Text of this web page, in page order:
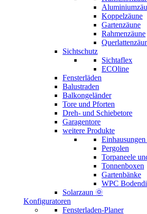
Koppelzäune
Gartenzäune
Rahmenzäune
Sichtschutz
Sichtaflex
ECOline
Fensterläden
Balustraden
Balkongeländer
Tore und Pforten
Dreh- und Schiebetore
Garagentore
weitere Produkte
Pergolen
Torpaneele
Tonnenboxen
Gartenbänke
WPC
Solarzaun 🌞
Konfiguratoren
Fensterladen-Planer